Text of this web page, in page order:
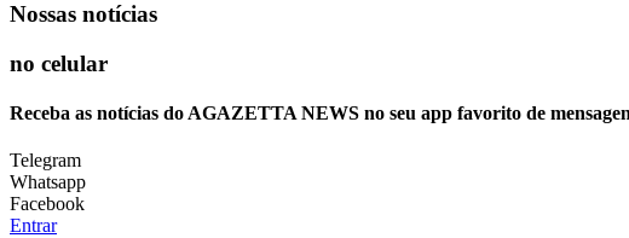
Nossas notícias
no celular
Receba as notícias do AGAZETTA NEWS no seu app favorito de
Telegram
Whatsapp
Facebook
Entrar